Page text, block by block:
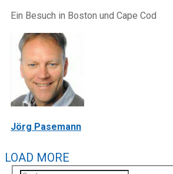
Ein Besuch in Boston und Cape Cod
Jörg Pasemann
LOAD MORE